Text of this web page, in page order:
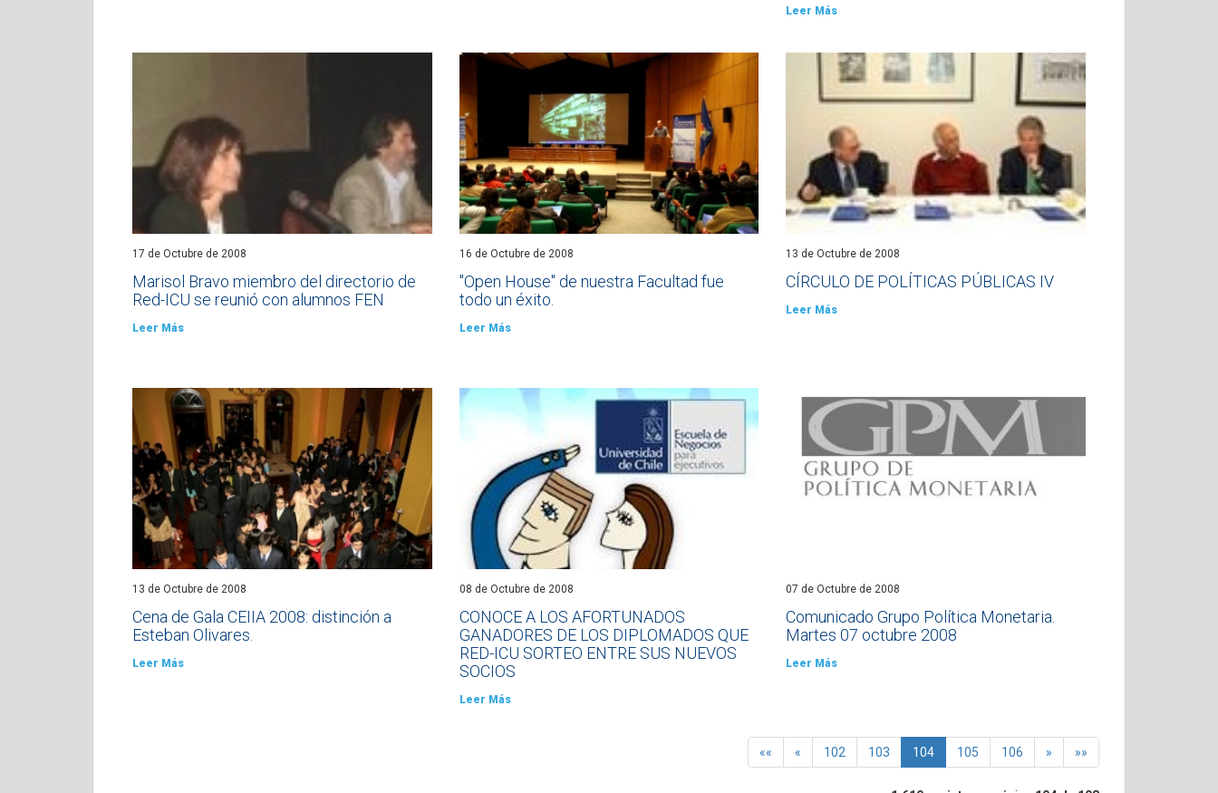
Leer Más
17 de Octubre de 2008
Marisol Bravo miembro del directorio de
Red-ICU se reunió con alumnos FEN
Leer Más
16 de Octubre de 2008
"Open House" de nuestra Facultad fue
todo un éxito.
Leer Más
13 de Octubre de 2008
CÍRCULO DE POLÍTICAS PÚBLICAS IV
Leer Más
13 de Octubre de 2008
Cena de Gala CEIIA 2008: distinción a
Esteban Olivares.
Leer Más
08 de Octubre de 2008
CONOCE A LOS AFORTUNADOS
GANADORES DE LOS DIPLOMADOS QUE
RED-ICU SORTEO ENTRE SUS NUEVOS
SOCIOS
Leer Más
07 de Octubre de 2008
Comunicado Grupo Política Monetaria.
Martes 07 octubre 2008
Leer Más
«« « 102 103 104 105 106 » »»